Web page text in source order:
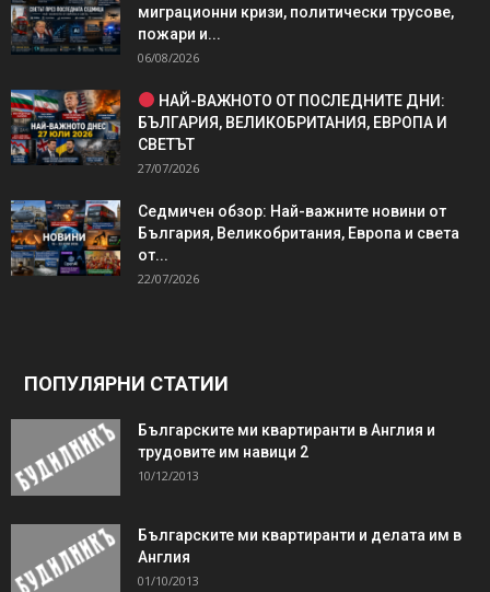
миграционни кризи, политически трусове,
пожари и...
06/08/2026
НАЙ-ВАЖНОТО ОТ ПОСЛЕДНИТЕ ДНИ:
БЪЛГАРИЯ, ВЕЛИКОБРИТАНИЯ, ЕВРОПА И
СВЕТЪТ
27/07/2026
Седмичен обзор: Най-важните новини от
България, Великобритания, Европа и света
от...
22/07/2026
ПОПУЛЯРНИ СТАТИИ
Българските ми квартиранти в Англия и
трудовите им навици 2
10/12/2013
Българските ми квартиранти и делата им в
Англия
01/10/2013